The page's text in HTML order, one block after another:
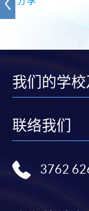
我们的学
联络我们
3762